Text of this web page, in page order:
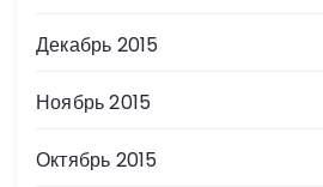
Декабрь 2015
Ноябрь 2015
Октябрь 2015